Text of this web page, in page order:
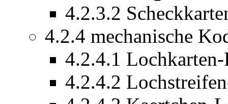
4.2.3.2
4.2.4 mechanische
4.2.4.1 Lochkarten-
4.2.4.2